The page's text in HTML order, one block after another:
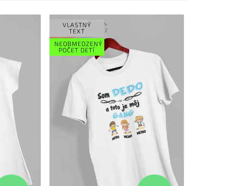
VLASTNÝ
TEXT
NEOBMEDZENÝ
POČET DETÍ